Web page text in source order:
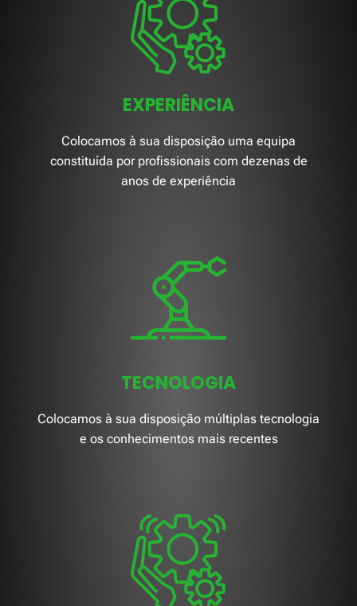
EXPERIÊNCIA
Colocamos à sua disposição uma equipa
constituída por profissionais com dezenas de
anos de experiência
TECNOLOGIA
Colocamos à sua disposição múltiplas tecnologia
e os conhecimentos mais recentes